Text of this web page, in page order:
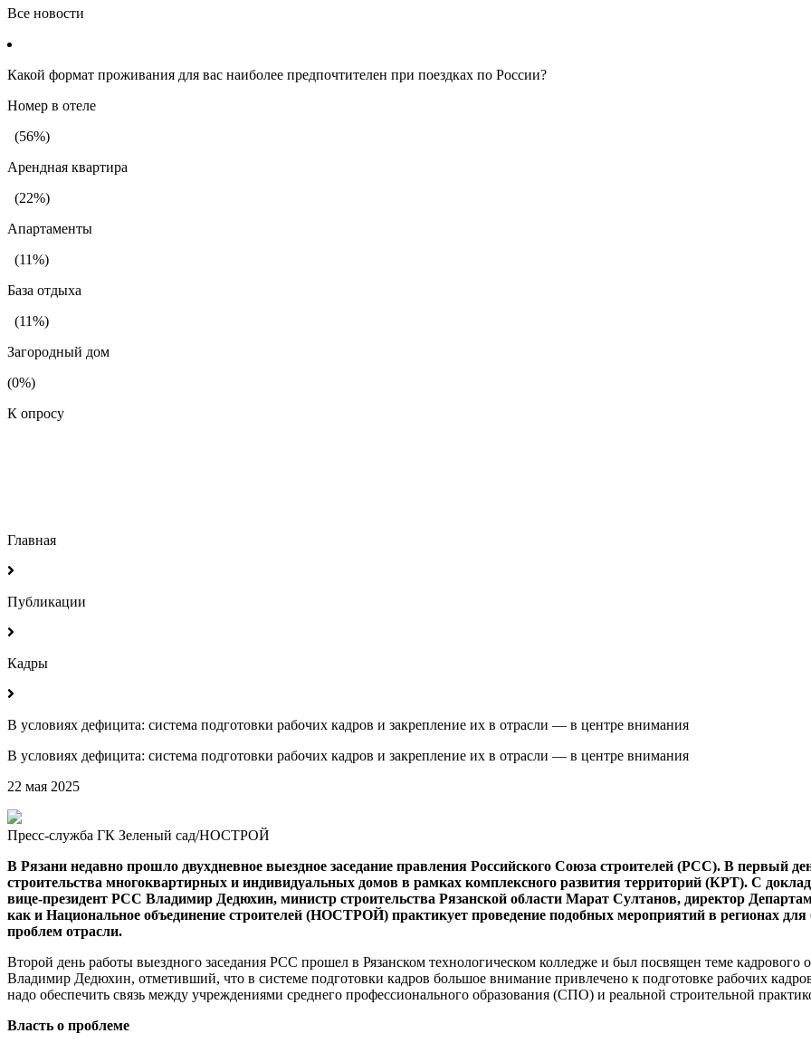
Все новости
Какой формат проживания для вас наиболее предпочтителен при поездках по России?
Номер в отеле
(56%)
Арендная квартира
(22%)
Апартаменты
(11%)
База отдыха
(11%)
Загородный дом
(0%)
К опросу
Главная
Публикации
Кадры
В условиях дефицита: система подготовки рабочих кадров и закрепление их в отрасли — в центре внимания
В условиях дефицита: система подготовки рабочих кадров и закрепление их в отрасли — в центре внимания
22 мая 2025
Пресс-служба ГК Зеленый сад/НОСТРОЙ
В Рязани недавно прошло двухдневное выездное заседание правления Российского Союза строителей (РСС). В первый
строительства многоквартирных и индивидуальных домов в рамках комплексного развития территорий (КРТ). С
вице-президент РСС Владимир Дедюхин, министр строительства Рязанской области Марат Султанов, директор
как и Национальное объединение строителей (НОСТРОЙ) практикует проведение подобных мероприятий в регионах для
проблем отрасли.
Второй день работы выездного заседания РСС прошел в Рязанском технологическом колледже и был посвящен теме кадрового
Владимир Дедюхин, отметивший, что в системе подготовки кадров большое внимание привлечено к подготовке рабочих
надо обеспечить связь между учреждениями среднего профессионального образования (СПО) и реальной строительной
Власть о проблеме